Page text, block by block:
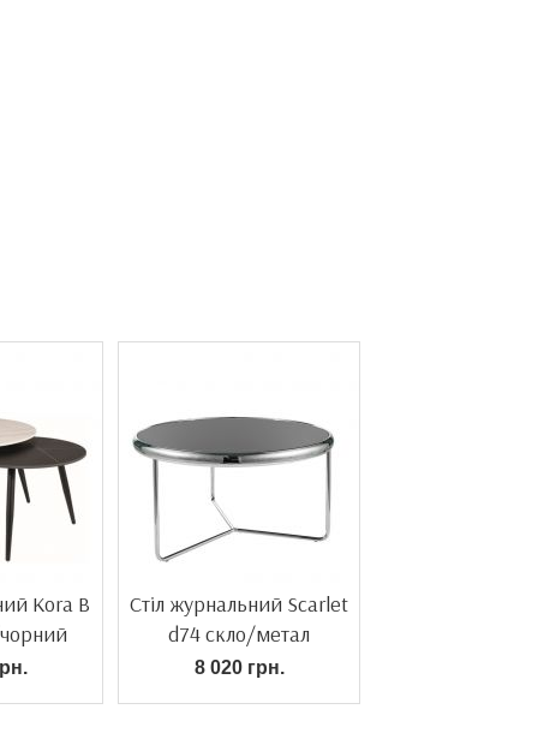
Kora B
Стіл журнальний Scarlet
d74 скло/метал
8 020 грн.